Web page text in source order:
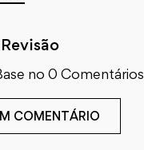
no 0 Comentários
COMENTÁRIO